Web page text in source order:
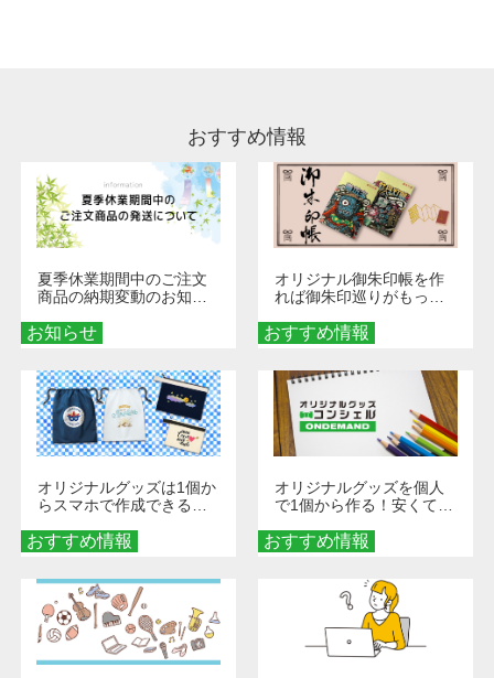
おすすめ情報
お知らせ
夏季休業期間中のご注文
商品の納期変動のお知ら
おすすめ情報
オリジナル御朱印帳を作
れば御朱印巡りがもっと
ダーメイドする魅力と選
び方
おすすめ情報
オリジナルグッズは1個か
らスマホで作成できる！
くなる巾着＆ポーチ活用
術
おすすめ情報
オリジナルグッズを個人
で1個から作る！安くて簡
秘訣